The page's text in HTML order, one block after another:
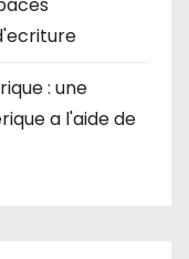
: une
a l'aide de